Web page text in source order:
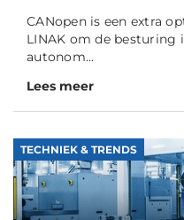
CANopen is een extra
LINAK om de
autonom...
Lees meer
TECHNIEK & TRENDS